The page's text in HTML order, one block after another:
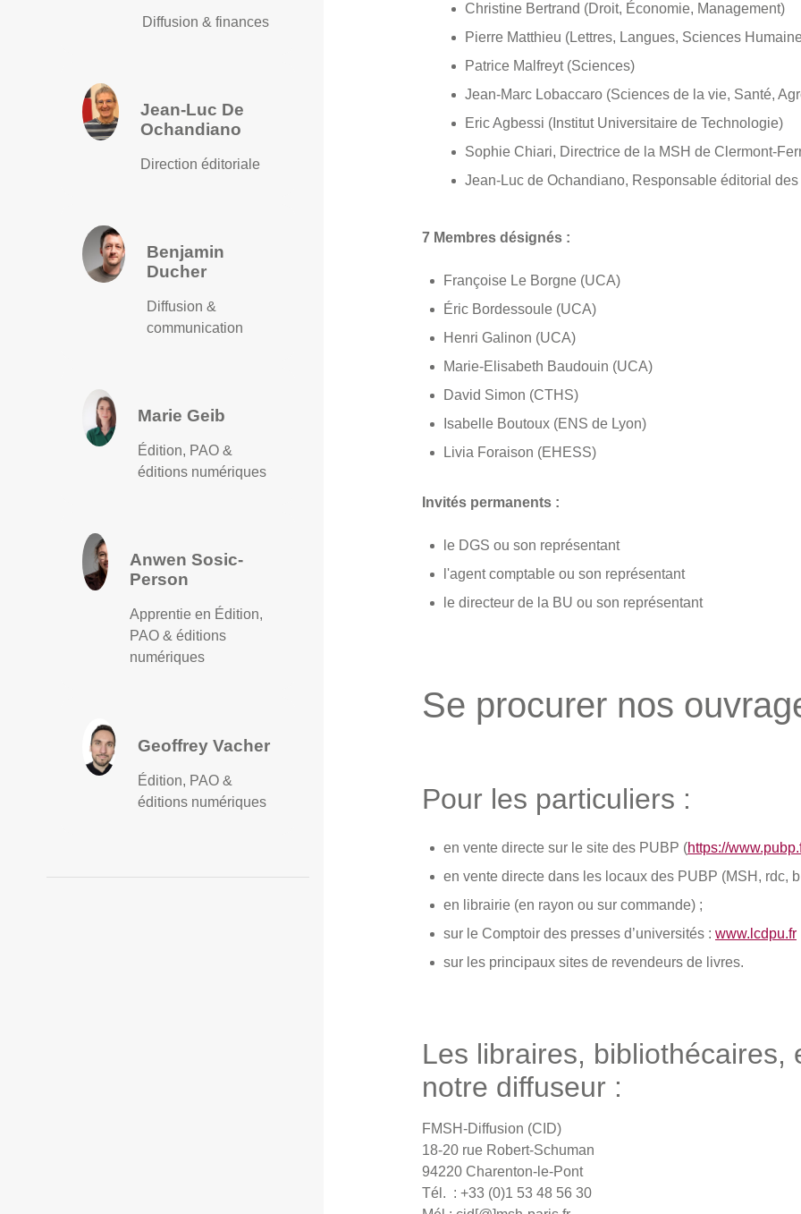
Christine Bertrand (Droit, Économie, Management)
Pierre Matthieu (Lettres, Langues, Sciences
Patrice Malfreyt (Sciences)
Jean-Marc Lobaccaro (Sciences de la vie, Santé,
Eric Agbessi (Institut Universitaire de Technologie)
Sophie Chiari, Directrice de la MSH de Clermont-
Jean-Luc de Ochandiano, Responsable éditorial
7 Membres désignés :
Françoise Le Borgne (UCA)
Éric Bordessoule (UCA)
Henri Galinon (UCA)
Marie-Elisabeth Baudouin (UCA)
David Simon (CTHS)
Isabelle Boutoux (ENS de Lyon)
Livia Foraison (EHESS)
Invités permanents :
le DGS ou son représentant
l'agent comptable ou son représentant
le directeur de la BU ou son représentant
Se procurer nos
Pour les particuliers :
en vente directe sur le site des PUBP (https://
en vente directe dans les locaux des PUBP (MSH, rdc,
en librairie (en rayon ou sur commande) ;
sur le Comptoir des presses d’universités : www.lcdpu.fr
sur les principaux sites de revendeurs de livres.
Les libraires, bibliothécaires,
notre diffuseur :
FMSH-Diffusion (CID)
18-20 rue Robert-Schuman
94220 Charenton-le-Pont
Tél. : +33 (0)1 53 48 56 30
Diffusion & finances
Jean-Luc De
Ochandiano
Direction éditoriale
Benjamin
Ducher
Diffusion &
communication
Marie Geib
Édition, PAO &
éditions numériques
Anwen Sosic-
Person
Apprentie en Édition,
PAO & éditions
numériques
Geoffrey Vacher
Édition, PAO &
éditions numériques